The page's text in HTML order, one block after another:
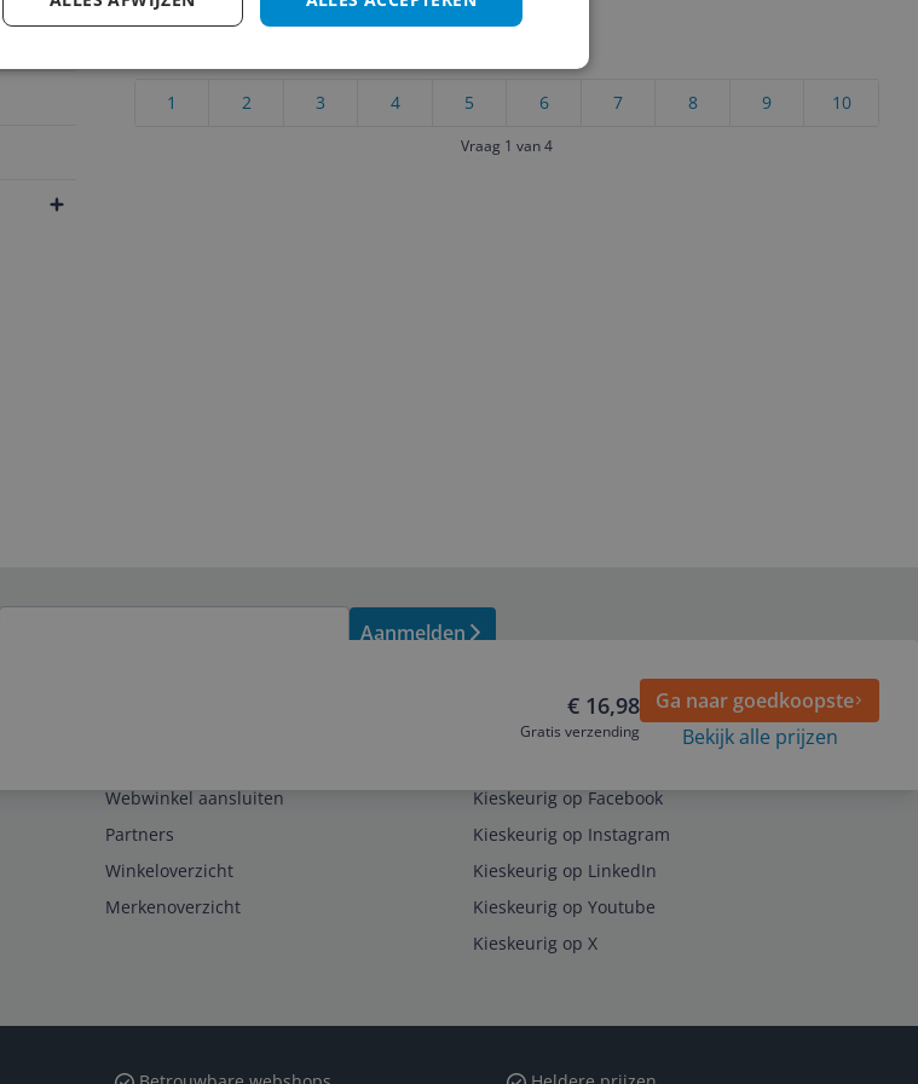
Cijfer
10
9
8
7
6
5
4
3
2
1
Vraag 1 van 4
€ 16,98
Gratis verzending
Ga naar goedkoopste
Bekijk alle prijzen
Aanmelden
Webwinkel aansluiten
Partners
Winkeloverzicht
Merkenoverzicht
Kieskeurig op Facebook
Kieskeurig op Instagram
Kieskeurig op LinkedIn
Kieskeurig op Youtube
Kieskeurig op X